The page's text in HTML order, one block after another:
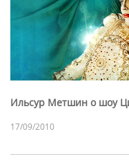
Ильсур Метшин о шоу
17/09/2010